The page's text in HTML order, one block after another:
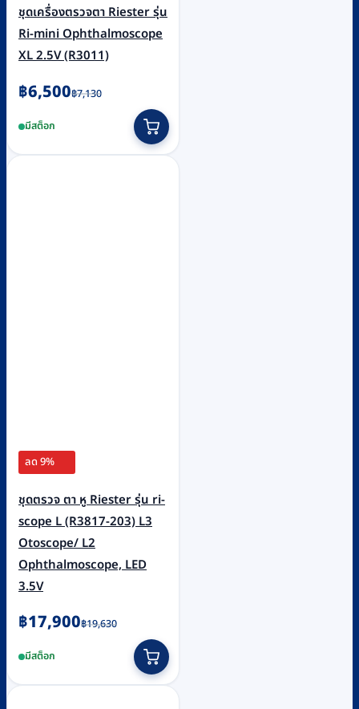
ชุดเครื่องตรวจตา Riester รุ่น
Ri-mini Ophthalmoscope
XL 2.5V (R3011)
฿7,130
Original
was:
฿7,130.
฿6,500
Current
is:
฿6,500.
มีสต็อก
ลด 9%
ชุดตรวจ ตา หู Riester รุ่น ri-
scope L (R3817-203) L3
Otoscope/ L2
Ophthalmoscope, LED
3.5V
฿19,630
Original
was:
฿19,630.
฿17,900
Current
is:
฿17,900.
มีสต็อก